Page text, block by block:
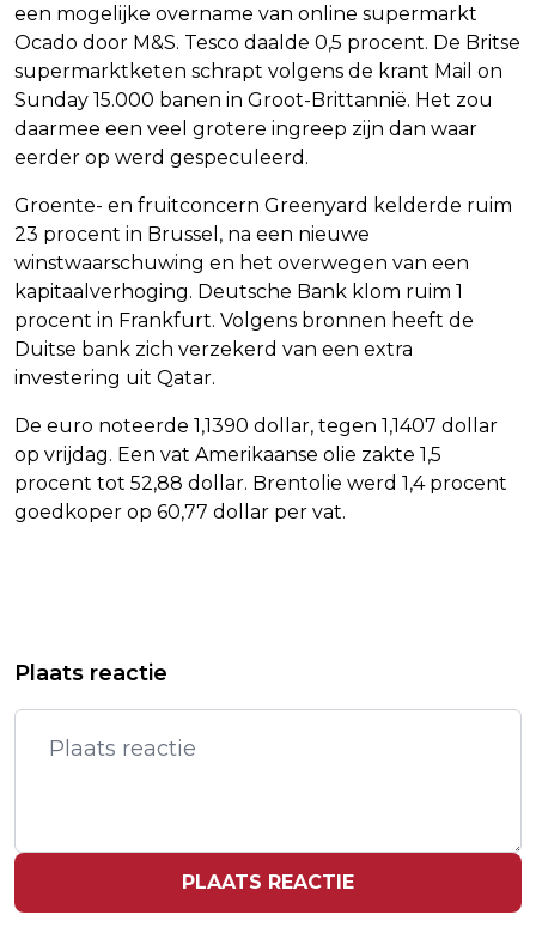
een mogelijke overname van online supermarkt
Ocado door M&S. Tesco daalde 0,5 procent. De Britse
supermarktketen schrapt volgens de krant Mail on
Sunday 15.000 banen in Groot-Brittannië. Het zou
daarmee een veel grotere ingreep zijn dan waar
eerder op werd gespeculeerd.
Groente- en fruitconcern Greenyard kelderde ruim
23 procent in Brussel, na een nieuwe
winstwaarschuwing en het overwegen van een
kapitaalverhoging. Deutsche Bank klom ruim 1
procent in Frankfurt. Volgens bronnen heeft de
Duitse bank zich verzekerd van een extra
investering uit Qatar.
De euro noteerde 1,1390 dollar, tegen 1,1407 dollar
op vrijdag. Een vat Amerikaanse olie zakte 1,5
procent tot 52,88 dollar. Brentolie werd 1,4 procent
goedkoper op 60,77 dollar per vat.
DE LIFT'
GEËVACUEERDE BEWONERS DEN
HAAG NOG NIET TERUG
Plaats reactie
PLAATS REACTIE